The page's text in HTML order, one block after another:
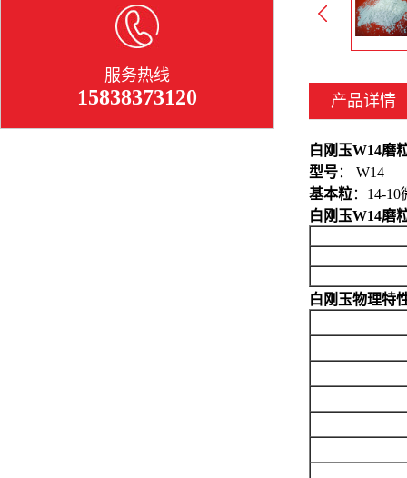
服务热线
15838373120 产品详情
白刚玉W14磨
型号： W14
基本粒：14-10
白刚玉W14磨
白刚玉物理特